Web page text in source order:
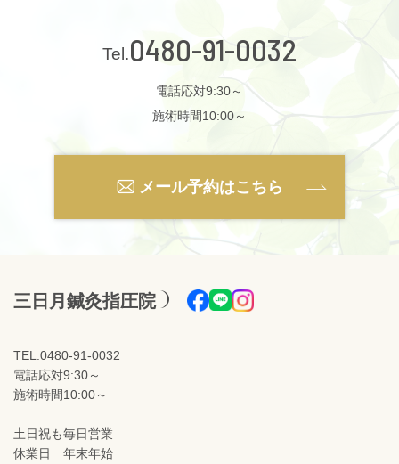
0480-91-0032
電話応対9:30～
施術時間10:00～
メール予約はこちら
三日月鍼灸指圧院
TEL:0480-91-0032
電話応対9:30～
施術時間10:00～
土日祝も毎日営業
休業日 年末年始